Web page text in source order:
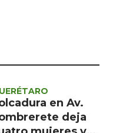
en Av.
deja